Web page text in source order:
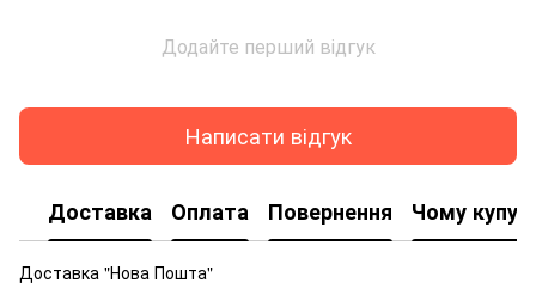
Додайте перший відгук
Написати відгук
Доставка Оплата Повернення Чому
Доставка "Нова Пошта"